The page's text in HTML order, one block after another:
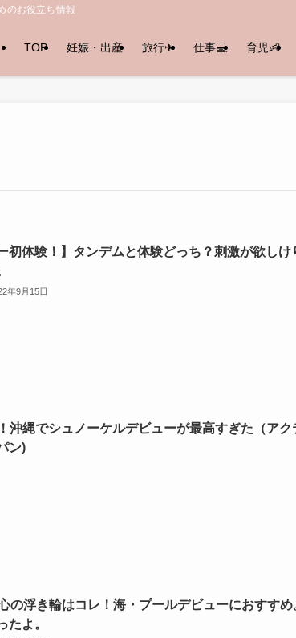
のお役立ち情報
TOP 妊娠・出産 旅行✈︎ 仕事💻 育児👶
初体験！】タンデムと体験どっち？刺激が欲しけ
年9月15日
沖縄でシュノーケルデビューが最高すぎた（アク
ン)
の浮き輪はコレ！海・プールデビューにおすすめ
たよ。